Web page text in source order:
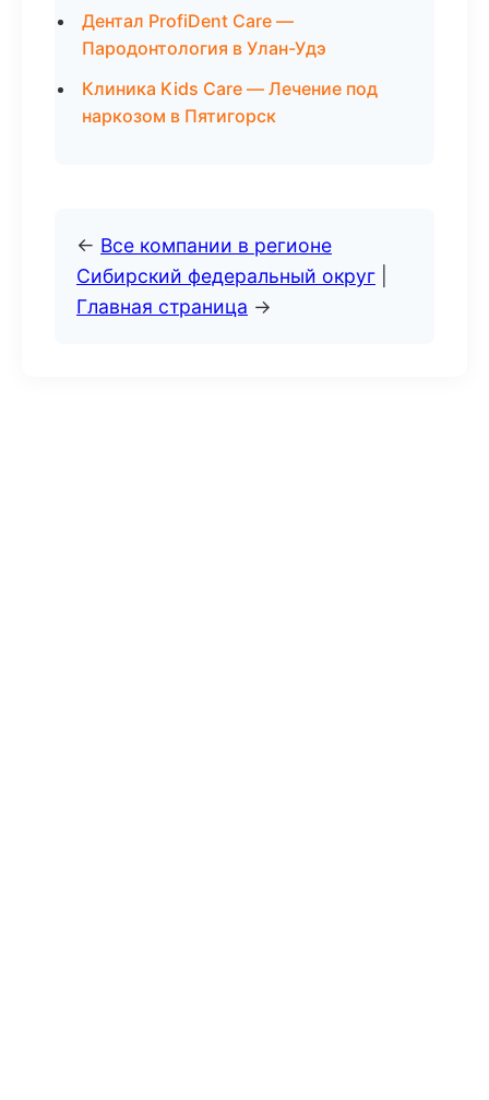
Дентал ProfiDent Care —
Пародонтология в Улан-Удэ
Клиника Kids Care — Лечение под
наркозом в Пятигорск
← Все компании в регионе
Сибирский федеральный округ
Главная страница →